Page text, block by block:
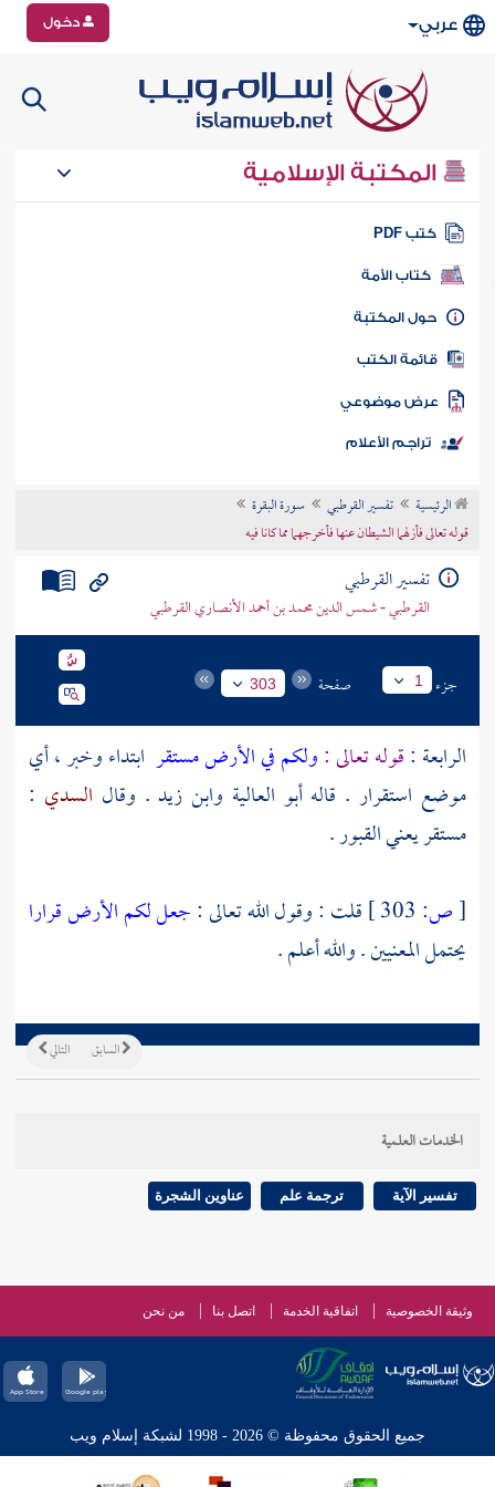
عربي دخول
المكتبة الإسلامية
كتب PDF
كتاب الأمة
المكتبة
الكتب
موضوعي
تراجم الأعلام
الرئيسية تفسير القرطبي
سورة البقرة
قوله تعالى فأزلهما الشيطان عنها فأخرجهما مما كانا فيه
تفسير القرطبي
القرطبي - شمس الدين محمد بن أحمد الأنصاري القرطبي
جزء 1 صفحة 303
الرابعة :قوله تعالى :ولكم في الأرض مستقر ابتداء وخبر ، أي
موضع استقرار . قالهأبو العالية وابن زيد . وقال السدي :
مستقر يعني القبور .
[ص: قلت : وقول الله تعالى :جعل لكم الأرض قرارا
يحتمل المعنيين . والله أعلم .
التالي السابق
الخدمات العلمية
تفسير الآية ترجمة علم عناوين الشجرة
وثيقة الخصوصية اتفاقية الخدمة اتصل بنا من نحن
جميع الحقوق محفوظة © 2026 - 1998 لشبكة إسلام ويب